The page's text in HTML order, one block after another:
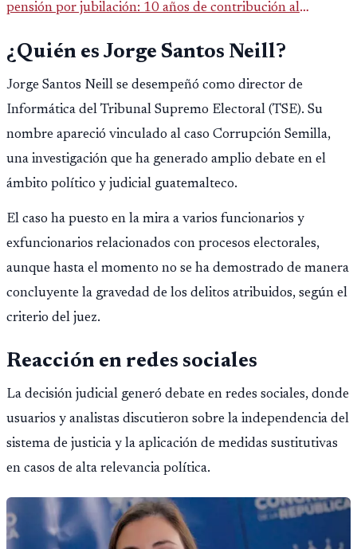
pensión por jubilación: 10 años de contribución al
importar edad.
¿Quién es Jorge Santos Neill?
Jorge Santos Neill se desempeñó como director de
Informática del Tribunal Supremo Electoral (TSE). Su
nombre apareció vinculado al caso Corrupción Semilla,
una investigación que ha generado amplio debate en el
ámbito político y judicial guatemalteco.
El caso ha puesto en la mira a varios funcionarios y
exfuncionarios relacionados con procesos electorales,
aunque hasta el momento no se ha demostrado de manera
concluyente la gravedad de los delitos atribuidos, según el
criterio del juez.
Reacción en redes sociales
La decisión judicial generó debate en redes sociales, donde
usuarios y analistas discutieron sobre la independencia del
sistema de justicia y la aplicación de medidas sustitutivas
en casos de alta relevancia política.